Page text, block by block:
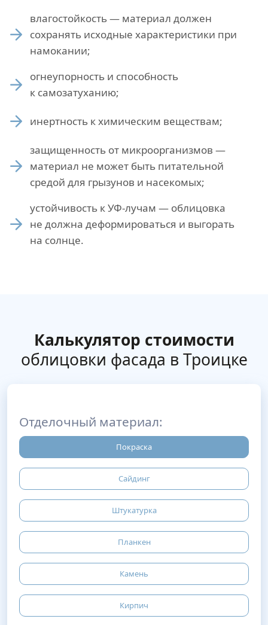
влагостойкость — материал должен
сохранять исходные характеристики при
намокании;
огнеупорность и способность
к самозатуханию;
инертность к химическим веществам;
защищенность от микроорганизмов —
материал не может быть питательной
средой для грызунов и насекомых;
устойчивость к УФ-лучам — облицовка
не должна деформироваться и выгорать
на солнце.
Калькулятор стоимости
облицовки фасада в Троицке
Отделочный материал:
Покраска
Сайдинг
Штукатурка
Планкен
Камень
Кирпич